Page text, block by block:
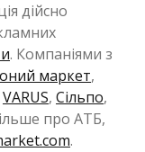
дійсно
. Компаніями з
маркет,
VARUS, Сільпо,
про АТБ,
.